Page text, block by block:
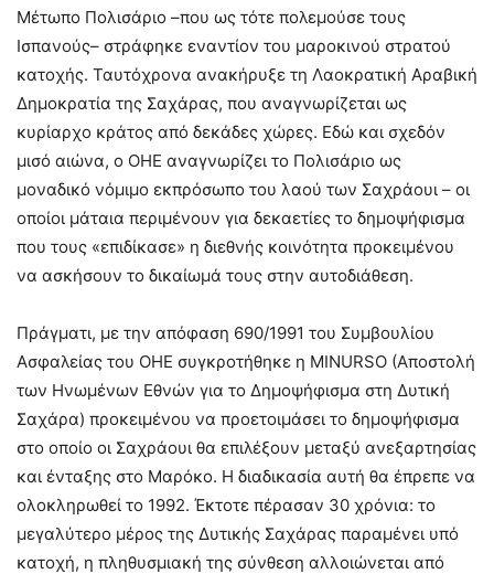
Μέτωπο Πολισάριο –που ως τότε πολεμούσε τους
Ισπανούς– στράφηκε εναντίον του μαροκινού στρατού
κατοχής. Ταυτόχρονα ανακήρυξε τη Λαοκρατική Αραβική
Δημοκρατία της Σαχάρας, που αναγνωρίζεται ως
κυρίαρχο κράτος από δεκάδες χώρες. Εδώ και σχεδόν
μισό αιώνα, ο ΟΗΕ αναγνωρίζει το Πολισάριο ως
μοναδικό νόμιμο εκπρόσωπο του λαού των Σαχράουι – οι
οποίοι μάταια περιμένουν για δεκαετίες το δημοψήφισμα
που τους «επιδίκασε» η διεθνής κοινότητα προκειμένου
να ασκήσουν το δικαίωμά τους στην αυτοδιάθεση.
Πράγματι, με την απόφαση 690/1991 του Συμβουλίου
Ασφαλείας του ΟΗΕ συγκροτήθηκε η MINURSO (Αποστολή
των Ηνωμένων Εθνών για το Δημοψήφισμα στη Δυτική
Σαχάρα) προκειμένου να προετοιμάσει το δημοψήφισμα
στο οποίο οι Σαχράουι θα επιλέξουν μεταξύ ανεξαρτησίας
και ένταξης στο Μαρόκο. Η διαδικασία αυτή θα έπρεπε να
ολοκληρωθεί το 1992. Έκτοτε πέρασαν 30 χρόνια: το
μεγαλύτερο μέρος της Δυτικής Σαχάρας παραμένει υπό
κατοχή, η πληθυσμιακή της σύνθεση αλλοιώνεται από